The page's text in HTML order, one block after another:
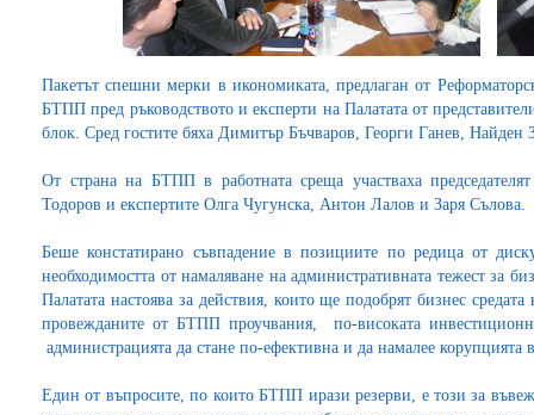
Пакетът спешни мерки в икономиката, предлаган от
БТПП пред ръководството и експерти на Палатата от
блок. Сред гостите бяха Димитър Бъчваров, Георги Ганев,
От страна на БТПП в работната среща участваха
Тодоров и експертите Олга Чугунска, Антон Лалов и Заря Сълова.
Беше констатирано съвпадение в позициите по редица от
необходимостта от намаляване на административната тежест за
Палатата настоява за действия, които ще подобрят бизнес
провежданите от БТПП проучвания, по-високата
администрацията да стане по-ефективна и да намалее корупцията
Един от въпросите, по които БТПП ирази резерви, е този за